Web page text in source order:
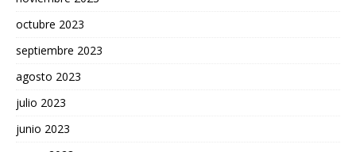
octubre 2023
septiembre 2023
agosto 2023
julio 2023
junio 2023